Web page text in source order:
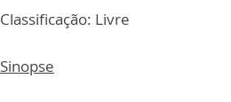
Classificação: Livre
Sinopse